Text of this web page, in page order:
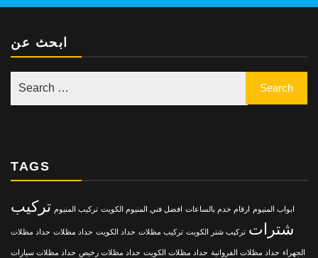
ابحث عن
TAGS
ابواب المنيوم ارقام خدم بالساعات افضل فني المنيوم الكويت تركيب المنيوم تركيب
شترات تركيب شتر الكويت تركيب مظلات حداد الكويت حداد مظلات حداد مظلات
الجهراء حداد مظلات الفروانية حداد مظلات الكويت حداد مظلات رخيص حداد مظلات سيارات